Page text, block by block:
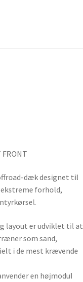
FRONT
dæk designet til
forhold,
layout er udviklet til at
som sand,
i de mest krævende
en højmodul